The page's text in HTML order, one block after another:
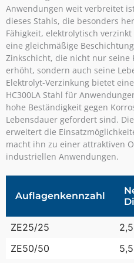
Anwendungen weit verbreitet
dieses Stahls, die besonders
Fähigkeit, elektrolytisch
eine gleichmäßige
Zinkschicht, die nicht nur seine
erhöht, sondern auch seine
Elektrolyt-Verzinkung bietet
HC300LA Stahl für
hohe Beständigkeit gegen
Lebensdauer gefordert sind.
erweitert die
macht ihn zu einer attraktiven
industriellen Anwendungen.
Auflagenkennzahl
ZE25/25 2,5
ZE50/50
5,5